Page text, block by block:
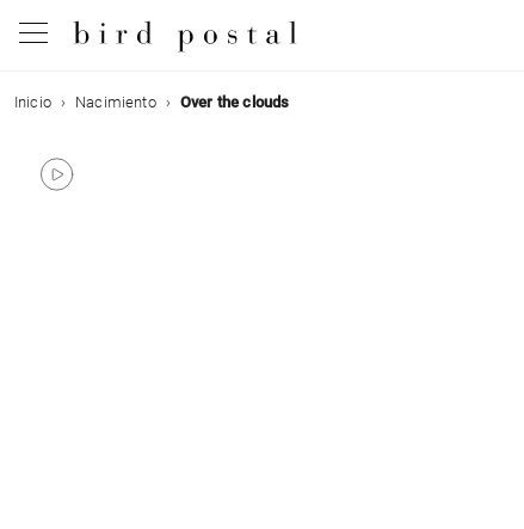
Boda
Nacimiento
Inicio Nacimiento Over the clouds